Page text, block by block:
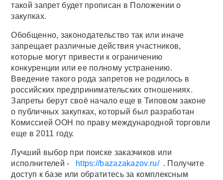
такой запрет будет прописан в Положении о
закупках.
Обобщенно, законодательство так или иначе
запрещает различные действия участников,
которые могут привести к ограничению
конкуренции или ее полному устранению.
Введение такого рода запретов не родилось в
российских предпринимательских отношениях.
Запреты берут своё начало еще в Типовом законе
о публичных закупках, который был разработан
Комиссией ООН по праву международной торговли
еще в 2011 году.
Лучший выбор при поиске заказчиков или
исполнителей -
https://bazazakazov.ru/ . Получите
доступ к базе или обратитесь за комплексным